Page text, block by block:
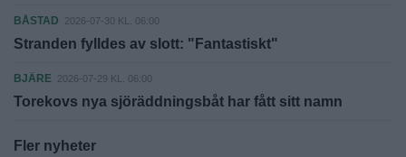
BÅSTAD 2026-07-30 KL. 06:00
Stranden fylldes av slott: "Fantastiskt"
BJÄRE 2026-07-29 KL. 06:00
Torekovs nya sjöräddningsbåt har fått sitt namn
Fler nyheter